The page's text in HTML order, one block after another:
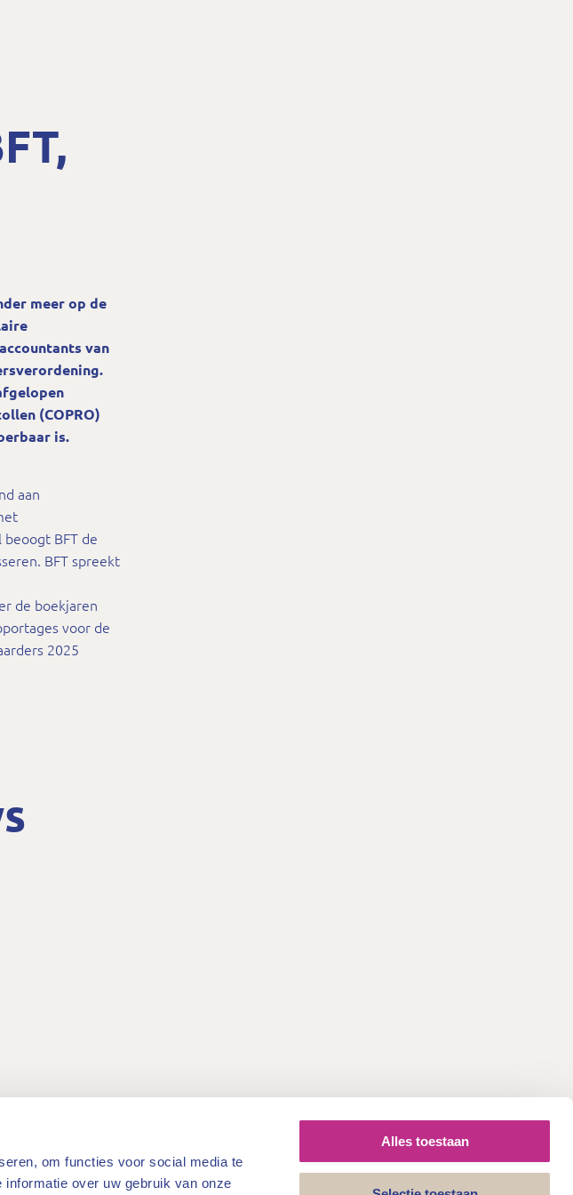
om functies voor social media te
over uw gebruik van onze
Alles toestaan
meer op de
van
(COPRO)
is.
aan
BFT de
BFT spreekt
de boekjaren
voor de
2025